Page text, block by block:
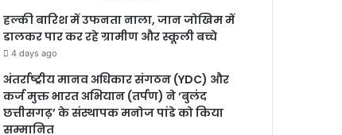
हल्की बारिश में उफनता नाला, जान जोखिम में
डालकर पार कर रहे ग्रामीण और स्कूली बच्चे
4 days ago
अंतर्राष्ट्रीय मानव अधिकार संगठन (YDC) और
कर्ज मुक्त भारत अभियान (तर्पण) ने ‘बुलंद
छत्तीसगढ़’ के संस्थापक मनोज पांडे को किया
सम्मानित